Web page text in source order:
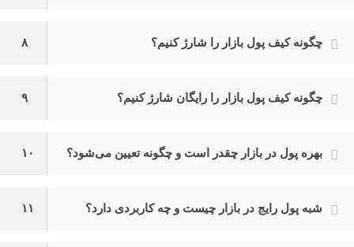
۸ چگونه کیف پول بازار را شارژ کنیم؟
۹ چگونه کیف پول بازار را رایگان شارژ کنیم؟
۱۰ بهره پول در بازار چقدر است و چگونه تعیین می‌شود؟
۱۱ شبه پول رایج در بازار چیست و چه کاربردی دارد؟